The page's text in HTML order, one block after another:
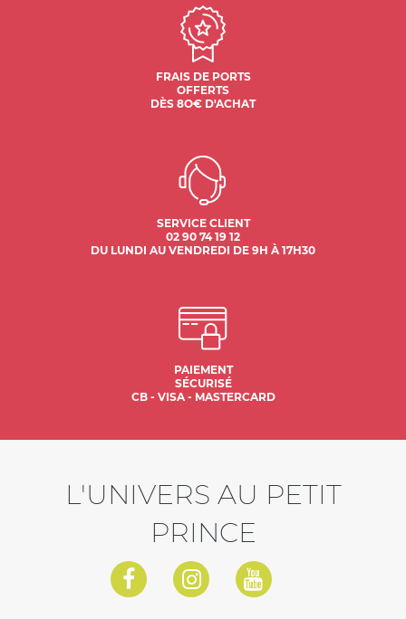
FRAIS DE PORTS
OFFERTS
DÈS 8O€ D'ACHAT
SERVICE CLIENT
02 90 74 19 12
DU LUNDI AU VENDREDI DE 9H À 17H30
PAIEMENT
SÉCURISÉ
CB - VISA - MASTERCARD
L'UNIVERS AU PETIT
PRINCE